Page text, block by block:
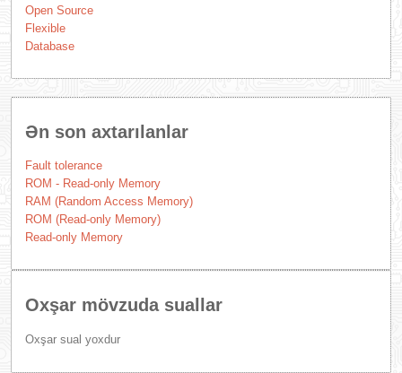
Open Source
Flexible
Database
Ən son axtarılanlar
Fault tolerance
ROM - Read-only Memory
RAM (Random Access Memory)
ROM (Read-only Memory)
Read-only Memory
Oxşar mövzuda suallar
Oxşar sual yoxdur